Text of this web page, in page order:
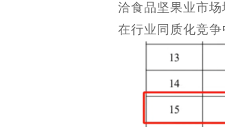
洽食品坚果业市
在行业同质化竞争